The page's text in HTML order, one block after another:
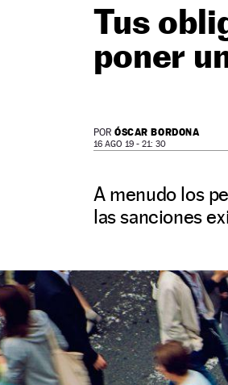
Tus
poner
POR ÓSCAR BORDONA
16 AGO 19 - 21: 30
A menudo los
las sanciones